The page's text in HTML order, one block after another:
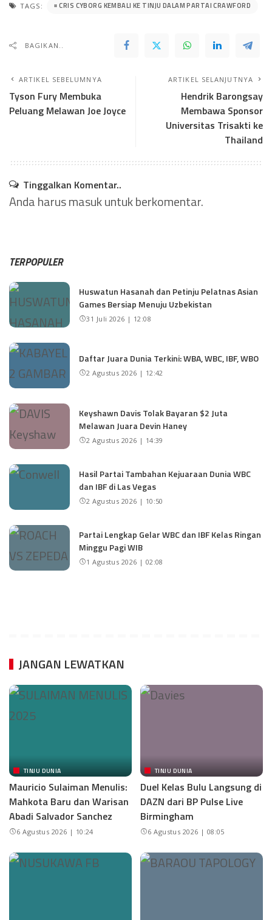
TAGS: CRIS CYBORG KEMBALI KE TINJU DALAM PARTAI CRAWFORD
BAGIKAN..
ARTIKEL SEBELUMNYA
Tyson Fury Membuka
Peluang Melawan Joe Joyce
ARTIKEL SELANJUTNYA
Hendrik Barongsay
Membawa Sponsor
Universitas Trisakti ke
Thailand
Tinggalkan Komentar..
Anda harusmasukuntuk berkomentar.
TERPOPULER
Huswatun Hasanah dan Petinju Pelatnas Asian
Games Bersiap Menuju Uzbekistan
31 Juli 2026 | 12:08
Daftar Juara Dunia Terkini: WBA, WBC, IBF, WBO
2 Agustus 2026 | 12:42
Keyshawn Davis Tolak Bayaran $2 Juta
Melawan Juara Devin Haney
2 Agustus 2026 | 14:39
Hasil Partai Tambahan Kejuaraan Dunia WBC
dan IBF di Las Vegas
2 Agustus 2026 | 10:50
Partai Lengkap Gelar WBC dan IBF Kelas Ringan
Minggu Pagi WIB
1 Agustus 2026 | 02:08
JANGAN LEWATKAN
TINJU DUNIA
Mauricio Sulaiman Menulis:
Mahkota Baru dan Warisan
Abadi Salvador Sanchez
6 Agustus 2026 | 10:24
TINJU DUNIA
Duel Kelas Bulu Langsung di
DAZN dari BP Pulse Live
Birmingham
6 Agustus 2026 | 08:05